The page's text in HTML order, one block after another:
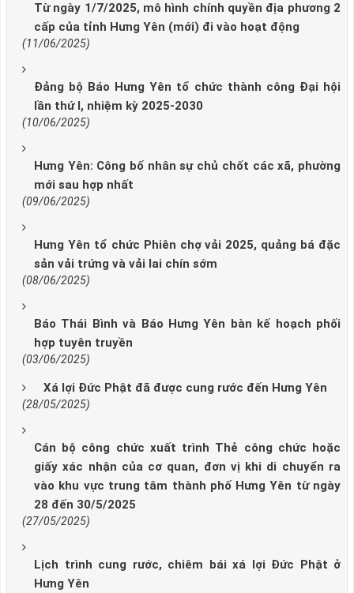
Từ ngày 1/7/2025, mô hình chính quyền địa phương 2
cấp của tỉnh Hưng Yên (mới) đi vào hoạt động
(11/06/2025)
Đảng bộ Báo Hưng Yên tổ chức thành công Đại hội
lần thứ I, nhiệm kỳ 2025-2030
(10/06/2025)
Hưng Yên: Công bố nhân sự chủ chốt các xã, phường
mới sau hợp nhất
(09/06/2025)
Hưng Yên tổ chức Phiên chợ vải 2025, quảng bá đặc
sản vải trứng và vải lai chín sớm
(08/06/2025)
Báo Thái Bình và Báo Hưng Yên bàn kế hoạch phối
hợp tuyên truyền
(03/06/2025)
Xá lợi Đức Phật đã được cung rước đến Hưng Yên
(28/05/2025)
Cán bộ công chức xuất trình Thẻ công chức hoặc
giấy xác nhận của cơ quan, đơn vị khi di chuyển ra
vào khu vực trung tâm thành phố Hưng Yên từ ngày
28 đến 30/5/2025
(27/05/2025)
Lịch trình cung rước, chiêm bái xá lợi Đức Phật ở
Hưng Yên